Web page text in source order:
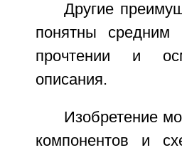
Другие
понятны средним
прочтении и
описания.
Изобретение
компонентов и